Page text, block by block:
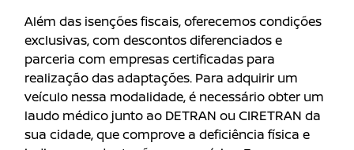
Além das isenções fiscais, oferecemos condições
exclusivas, com descontos diferenciados e
parceria com empresas certificadas para
realização das adaptações. Para adquirir um
veículo nessa modalidade, é necessário obter um
laudo médico junto ao DETRAN ou CIRETRAN da
sua cidade, que comprove a deficiência física e